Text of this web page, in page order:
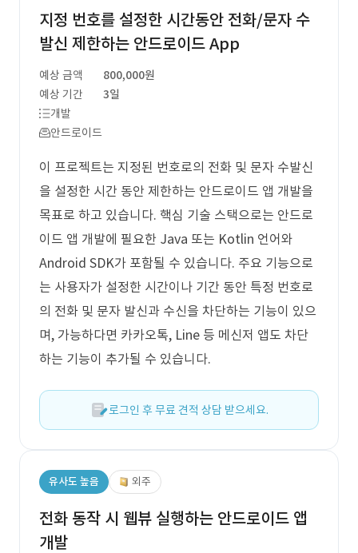
지정 번호를 설정한 시간동안 전화/문자 수
발신 제한하는 안드로이드 App
예상 금액
800,000원
예상 기간
3일
개발
안드로이드
이 프로젝트는 지정된 번호로의 전화 및 문자 수발신
을 설정한 시간 동안 제한하는 안드로이드 앱 개발을
목표로 하고 있습니다. 핵심 기술 스택으로는 안드로
이드 앱 개발에 필요한 Java 또는 Kotlin 언어와
Android SDK가 포함될 수 있습니다. 주요 기능으로
는 사용자가 설정한 시간이나 기간 동안 특정 번호로
의 전화 및 문자 발신과 수신을 차단하는 기능이 있으
며, 가능하다면 카카오톡, Line 등 메신저 앱도 차단
하는 기능이 추가될 수 있습니다.
로그인 후 무료 견적 상담 받으세요.
유사도 높음 외주
전화 동작 시 웹뷰 실행하는 안드로이드 앱
개발